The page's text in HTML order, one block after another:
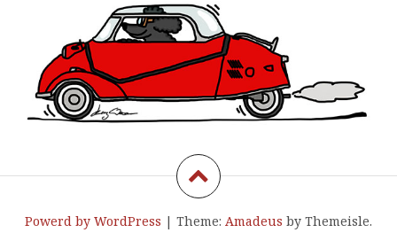
Powerd by WordPress | Theme: Amadeus by Themeisle.